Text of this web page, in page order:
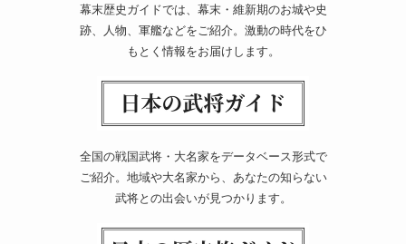
幕末歴史ガイドでは、幕末・維新期のお城や史
跡、人物、軍艦などをご紹介。激動の時代をひ
もとく情報をお届けします。
全国の戦国武将・大名家をデータベース形式で
ご紹介。地域や大名家から、あなたの知らない
武将との出会いが見つかります。